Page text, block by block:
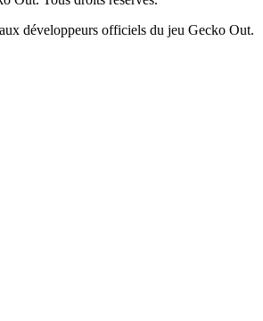
développeurs officiels du jeu Gecko Out.